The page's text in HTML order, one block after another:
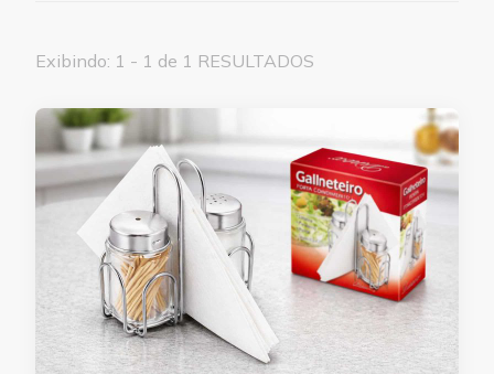
Exibindo: 1 - 1 de 1 RESULTADOS